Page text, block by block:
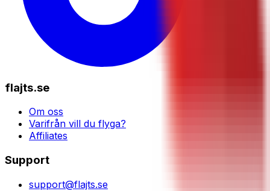
flajts.se
Om oss
Varifrån vill du flyga?
Affiliates
Support
support@flajts.se